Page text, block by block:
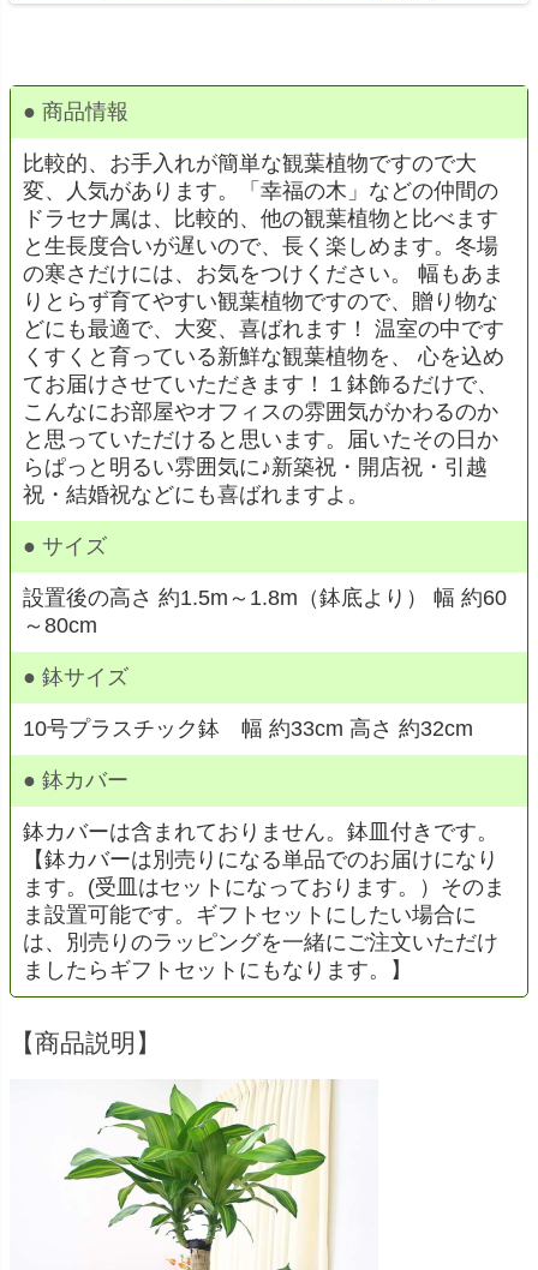
● 商品情報
比較的、お手入れが簡単な観葉植物ですので大
変、人気があります。「幸福の木」などの仲間の
ドラセナ属は、比較的、他の観葉植物と比べます
と生長度合いが遅いので、長く楽しめます。冬場
の寒さだけには、お気をつけください。 幅もあま
りとらず育てやすい観葉植物ですので、贈り物な
どにも最適で、大変、喜ばれます！ 温室の中です
くすくと育っている新鮮な観葉植物を、 心を込め
てお届けさせていただきます！１鉢飾るだけで、
こんなにお部屋やオフィスの雰囲気がかわるのか
と思っていただけると思います。届いたその日か
らぱっと明るい雰囲気に♪新築祝・開店祝・引越
祝・結婚祝などにも喜ばれますよ。
● サイズ
設置後の高さ 約1.5m～1.8m（鉢底より） 幅 約60
～80cm
● 鉢サイズ
10号プラスチック鉢 幅 約33cm 高さ 約32cm
● 鉢カバー
鉢カバーは含まれておりません。鉢皿付きです。
【鉢カバーは別売りになる単品でのお届けになり
ます。(受皿はセットになっております。）そのま
ま設置可能です。ギフトセットにしたい場合に
は、別売りのラッピングを一緒にご注文いただけ
ましたらギフトセットにもなります。】
【商品説明】